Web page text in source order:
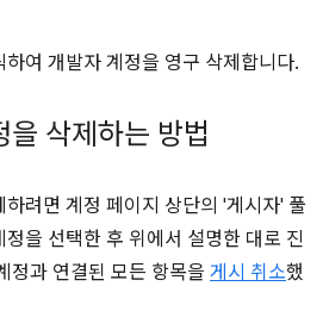
하여 개발자 계정을 영구 삭제합니다.
삭제하는 방법
하려면 계정 페이지 상단의 '게시자' 풀
을 선택한 후 위에서 설명한 대로 진
정과 연결된 모든 항목을 게시 취소했